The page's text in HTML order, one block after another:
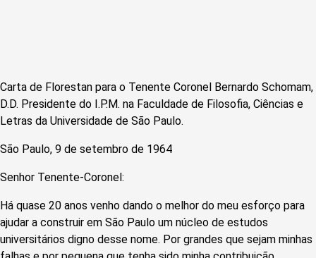
Carta de Florestan para o Tenente Coronel Bernardo Schomam,
D.D. Presidente do I.P.M. na Faculdade de Filosofia, Ciências e
Letras da Universidade de São Paulo.
São Paulo, 9 de setembro de 1964
Senhor Tenente-Coronel:
Há quase 20 anos venho dando o melhor do meu esforço para
ajudar a construir em São Paulo um núcleo de estudos
universitários digno desse nome. Por grandes que sejam minhas